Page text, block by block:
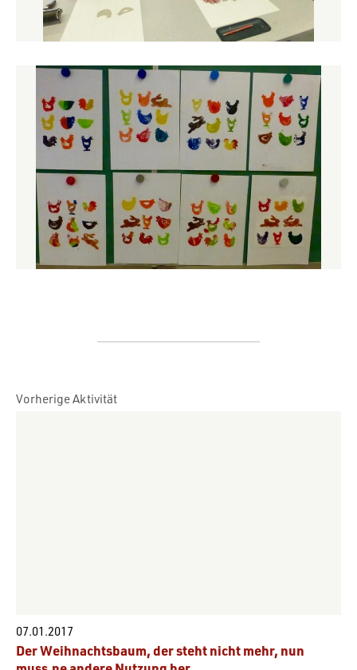
Vorherige Aktivität
07.01.2017
Der Weihnachtsbaum, der steht nicht mehr, nun